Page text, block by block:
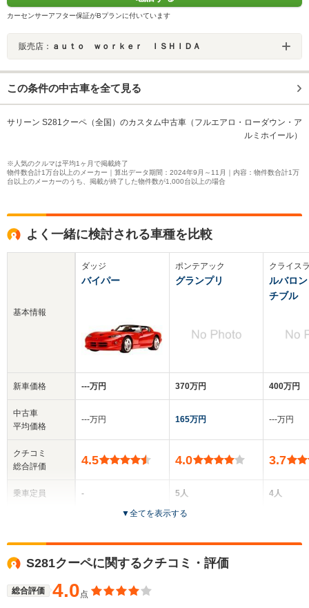
カーセンサーアフター保証がBプランに付いています
販売店： ａｕｔｏ ｗｏｒｋｅｒ ＩＳＨＩＤＡ
この条件の中古車を全て見る
サリーン S281クーペ（全国）のカスタム中古車（フルエアロ・ローダウン・ア
ルミホイール）
※人気のクルマは平均1ヶ月で掲載終了
物件数合計1万台以上のメーカー｜算出データ期間：2024年9月～11月｜内容：物件数合計1万
台以上のメーカーのうち、掲載が終了した物件数が1,000台以上の場合
よく一緒に検討される車種を比較
基本情報
新車価格
中古車
平均価格
クチコミ
総合評価
乗車定員
ダッジ
バイパー
‐‐‐万円
‐‐‐万円
4.5
-
全高
-m
ポンテアック
グランプリ
370万円
165万円
4.0
5人
4ドア
全高
1.42m
クライス
ルバロ
チブル
400万円
‐‐‐万円
3.7
4人
▼全てを表示する
S281クーペに関するクチコミ・評価
総合評価 4.0点